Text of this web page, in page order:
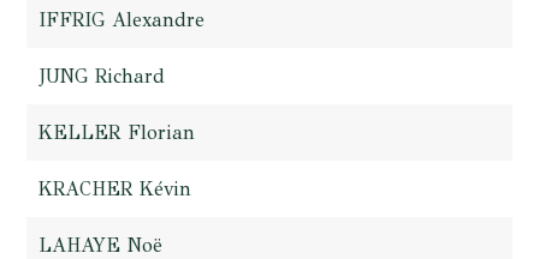
IFFRIG Alexandre
JUNG Richard
KELLER Florian
KRACHER Kévin
LAHAYE Noë